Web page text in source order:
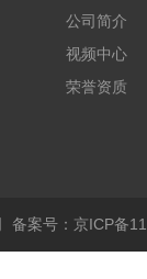
公司简介
视频中心
荣誉资质
备案号：京ICP备